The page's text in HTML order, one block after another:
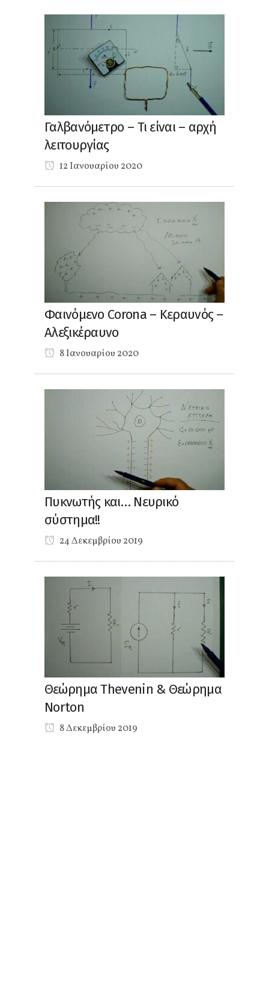
Γαλβανόμετρο – Τι είναι – αρχή
λειτουργίας
12 Ιανουαρίου 2020
Φαινόμενο Corona – Κεραυνός –
Αλεξικέραυνο
8 Ιανουαρίου 2020
Πυκνωτής και… Νευρικό
σύστημα!!
24 Δεκεμβρίου 2019
Θεώρημα Thevenin & Θεώρημα
Norton
8 Δεκεμβρίου 2019